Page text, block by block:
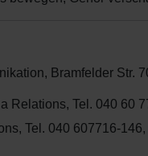
Bramfelder Str.
Relations, Tel. 040 60
Tel. 040 607716-146,